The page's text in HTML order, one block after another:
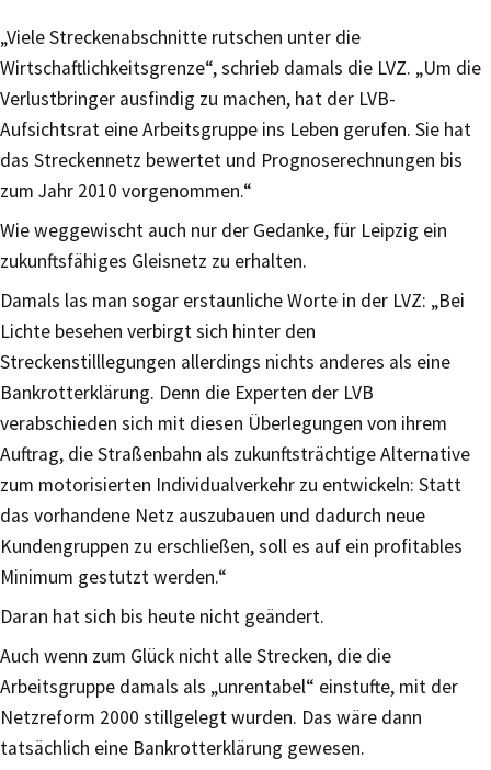
„Viele Streckenabschnitte rutschen unter die
Wirtschaftlichkeitsgrenze“, schrieb damals die LVZ. „Um die
Verlustbringer ausfindig zu machen, hat der LVB-
Aufsichtsrat eine Arbeitsgruppe ins Leben gerufen. Sie hat
das Streckennetz bewertet und Prognoserechnungen bis
zum Jahr 2010 vorgenommen.“
Wie weggewischt auch nur der Gedanke, für Leipzig ein
zukunftsfähiges Gleisnetz zu erhalten.
Damals las man sogar erstaunliche Worte in der LVZ: „Bei
Lichte besehen verbirgt sich hinter den
Streckenstilllegungen allerdings nichts anderes als eine
Bankrotterklärung. Denn die Experten der LVB
verabschieden sich mit diesen Überlegungen von ihrem
Auftrag, die Straßenbahn als zukunftsträchtige Alternative
zum motorisierten Individualverkehr zu entwickeln: Statt
das vorhandene Netz auszubauen und dadurch neue
Kundengruppen zu erschließen, soll es auf ein profitables
Minimum gestutzt werden.“
Daran hat sich bis heute nicht geändert.
Auch wenn zum Glück nicht alle Strecken, die die
Arbeitsgruppe damals als „unrentabel“ einstufte, mit der
Netzreform 2000 stillgelegt wurden. Das wäre dann
tatsächlich eine Bankrotterklärung gewesen.